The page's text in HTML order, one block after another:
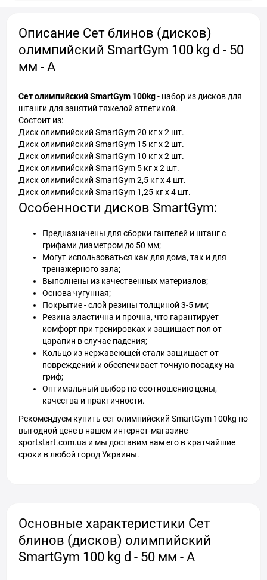
Описание Сет блинов (дисков)
олимпийский SmartGym 100 kg d - 50
мм - А
Сет олимпийский SmartGym 100kg- набор из дисков для
штанги для занятий тяжелой атлетикой.
Состоит из:
Диск олимпийский SmartGym 20 кг х 2 шт.
Диск олимпийский SmartGym 15 кг х 2 шт.
Диск олимпийский SmartGym 10 кг х 2 шт.
Диск олимпийский SmartGym 5 кг х 2 шт.
Диск олимпийский SmartGym 2,5 кг х 4 шт.
Диск олимпийский SmartGym 1,25 кг х 4 шт.
Особенности дисков SmartGym:
Предназначены для сборки гантелей и штанг с
грифами диаметром до 50 мм;
Могут использоваться как для дома, так и для
тренажерного зала;
Выполнены из качественных материалов;
Основа чугунная;
Покрытие - слой резины толщиной 3-5 мм;
Резина эластична и прочна, что гарантирует
комфорт при тренировках и защищает пол от
царапин в случае падения;
Кольцо из нержавеющей стали защищает от
повреждений и обеспечивает точную посадку на
гриф;
Оптимальный выбор по соотношению цены,
качества и практичности.
Рекомендуем купить сет олимпийский SmartGym 100kg по
выгодной цене в нашем интернет-магазине
sportstart.com.ua и мы доставим вам его в кратчайшие
сроки в любой город Украины.
Основные характеристики Сет
блинов (дисков) олимпийский
SmartGym 100 kg d - 50 мм - А